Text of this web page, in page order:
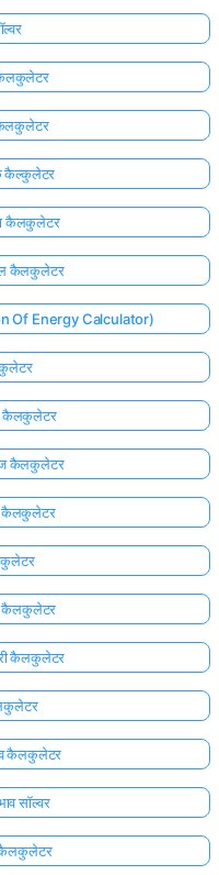
कैल्कुलेटर
कैलकुलेटर
कैलकुलेटर
Of Energy Calculator)
कैलकुलेटर
कैलकुलेटर
कैलकुलेटर
कैलकुलेटर
कैलकुलेटर
कैलकुलेटर
सॉल्वर
कैलकुलेटर